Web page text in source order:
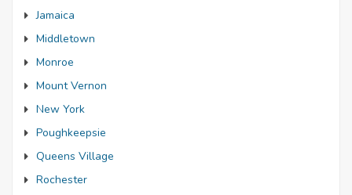
Jamaica
Middletown
Monroe
Mount Vernon
New York
Poughkeepsie
Queens Village
Rochester